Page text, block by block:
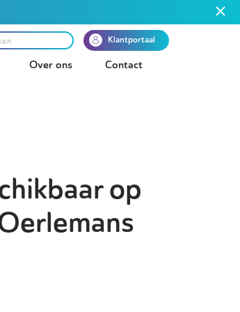
Klantportaal
Over ons Contact
op